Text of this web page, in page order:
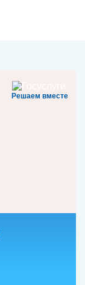
Решаем вместе